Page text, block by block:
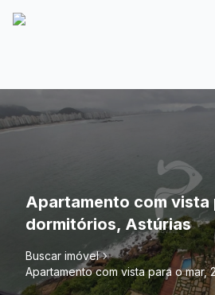
Apartamento com vista
dormitórios, Astúrias
Buscar imóvel
Apartamento com vista para o mar,